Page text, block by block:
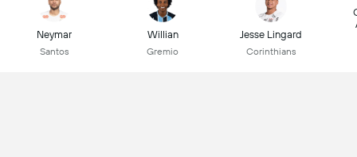
Neymar
Santos
Willian
Gremio
Jesse Lingard
Corinthians